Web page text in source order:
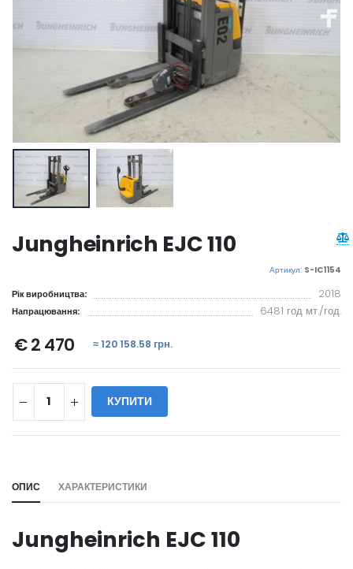
Jungheinrich EJC 110
Артикул: S-IC1154
Рік виробництва: 2018
Напрацювання: 6481 год мт./год.
€ 2 470 ≈ 120 158.58 грн.
КУПИТИ
ОПИС ХАРАКТЕРИСТИКИ
Jungheinrich EJC 110